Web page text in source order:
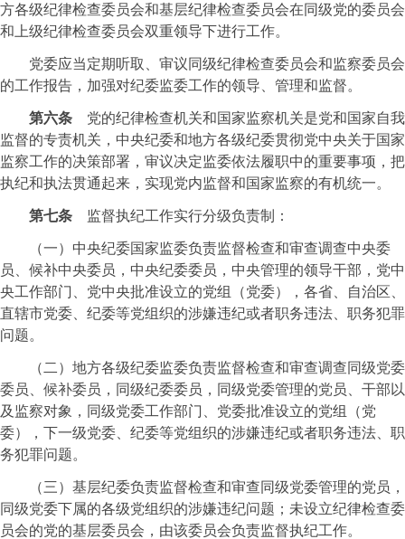
方各级纪律检查委员会和基层纪律检查委员会在同级党的委员会
和上级纪律检查委员会双重领导下进行工作。
党委应当定期听取、审议同级纪律检查委员会和监察委员会
的工作报告，加强对纪委监委工作的领导、管理和监督。
第六条 党的纪律检查机关和国家监察机关是党和国家自我
监督的专责机关，中央纪委和地方各级纪委贯彻党中央关于国家
监察工作的决策部署，审议决定监委依法履职中的重要事项，把
执纪和执法贯通起来，实现党内监督和国家监察的有机统一。
第七条 监督执纪工作实行分级负责制：
（一）中央纪委国家监委负责监督检查和审查调查中央委
员、候补中央委员，中央纪委委员，中央管理的领导干部，党中
央工作部门、党中央批准设立的党组（党委），各省、自治区、
直辖市党委、纪委等党组织的涉嫌违纪或者职务违法、职务犯罪
问题。
（二）地方各级纪委监委负责监督检查和审查调查同级党委
委员、候补委员，同级纪委委员，同级党委管理的党员、干部以
及监察对象，同级党委工作部门、党委批准设立的党组（党
委），下一级党委、纪委等党组织的涉嫌违纪或者职务违法、职
务犯罪问题。
（三）基层纪委负责监督检查和审查同级党委管理的党员，
同级党委下属的各级党组织的涉嫌违纪问题；未设立纪律检查委
员会的党的基层委员会，由该委员会负责监督执纪工作。